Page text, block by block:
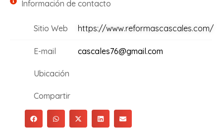
Información de contacto
Sitio Web https://www.reformascascales.com/
E-mail cascales76@gmail.com
Ubicación
Compartir